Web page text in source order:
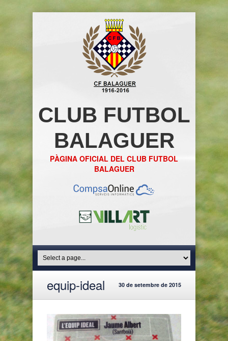
CLUB FUTBOL
BALAGUER
PÀGINA OFICIAL DEL CLUB FUTBOL
BALAGUER
equip-ideal 30 de setembre de 2015